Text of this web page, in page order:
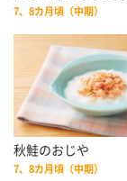
7、8カ月頃（中期）
秋鮭のおじや
7、8カ月頃（中期）